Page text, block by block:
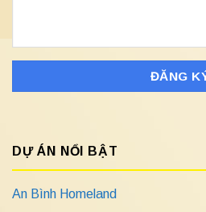
DỰ ÁN NỔI BẬT
An Bình Homeland